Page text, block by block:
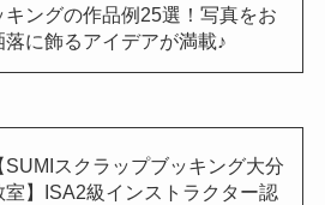
キングの作品例25選！写真をお
落に飾るアイデアが満載♪
SUMIスクラップブッキング大分
室】ISA2級インストラクター認